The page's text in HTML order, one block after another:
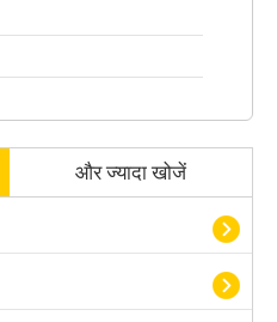
और ज्यादा खोजें